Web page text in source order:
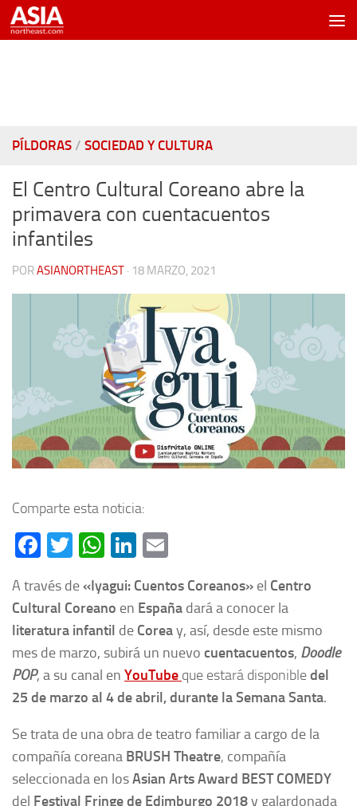
Saltar al contenido
PÍLDORAS / SOCIEDAD Y CULTURA
El Centro Cultural Coreano abre la
primavera con cuentacuentos
infantiles
PORASIANORTHEAST · 18 MARZO, 2021
Comparte esta noticia:
Facebook
Twitter
WhatsApp
LinkedIn
A través de«Iyagui: Cuentos Coreanos» el Centro
Cultural Coreano en España dará a conocer la
literatura infantil de Coreay, así, desde este mismo
mes de marzo, subirá un nuevo cuentacuentos, Doodle
POP, a su canal en YouTube que estará disponibledel
25 de marzo al 4 de abril, durante la Semana Santa.
Se trata de una obra de teatro familiara cargo de la
compañía coreana BRUSH Theatre, compañía
seleccionada en losAsian Arts Award BEST COMEDY
del Festival Fringe de Edimburgo 2018y galardonada